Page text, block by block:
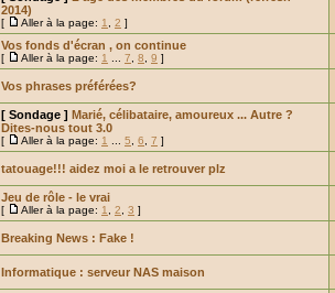
2014)
[ Aller à la page: 1 2 ]
Vos fonds d'écran , on continue
[ Aller à la page: 1 7 8 9 ]
Vos phrases préférées?
[ Sondage ] Marié, célibataire, amoureux ... Autre ?
Dites-nous tout 3.0
[ Aller à la page: 1 5 6 7 ]
tatouage!!! aidez moi a le retrouver plz
Jeu de rôle - le vrai
[ Aller à la page: 1 2 3 ]
Breaking News : Fake !
Informatique : serveur NAS maison